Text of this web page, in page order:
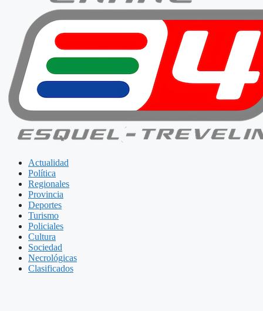
Actualidad
Política
Regionales
Provincia
Deportes
Turismo
Policiales
Cultura
Sociedad
Necrológicas
Clasificados